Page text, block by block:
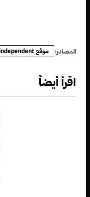
المصادر: موقع independent
اقرأ أيضاً